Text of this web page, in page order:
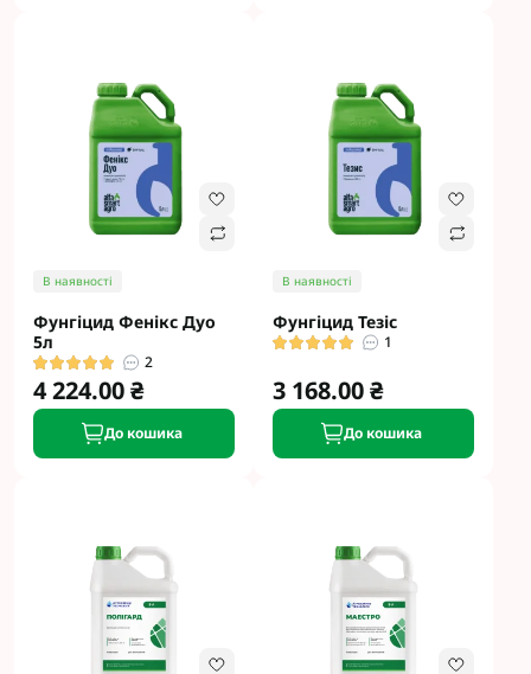
В наявності
Фунгіцид Фенікс Дуо
5л
2
4 224.00 ₴
До кошика
В наявності
Фунгіцид Тезіс
1
3 168.00 ₴
До кошика